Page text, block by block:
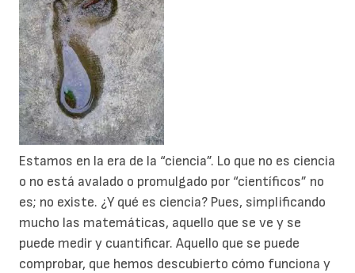
Estamos en la era de la “ciencia”. Lo que no es ciencia
o no está avalado o promulgado por “científicos” no
es; no existe. ¿Y qué es ciencia? Pues, simplificando
mucho las matemáticas, aquello que se ve y se
puede medir y cuantificar. Aquello que se puede
comprobar, que hemos descubierto cómo funciona y